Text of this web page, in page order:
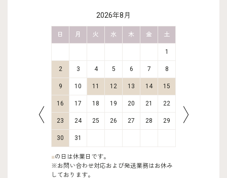
2026年8月
日 月 火 水 木 金 土
1
2 3 4 5 6 7 8
9 10 11 12 13 14 15
16 17 18 19 20 21 22
23 24 25 26 27 28 29
30 31
■の日は休業日です。
※お問い合わせ対応および発送業務はお休み
しております。